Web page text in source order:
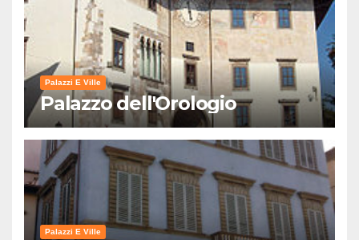
Palazzi E Ville
Palazzo dell'Orologio
Palazzi E Ville